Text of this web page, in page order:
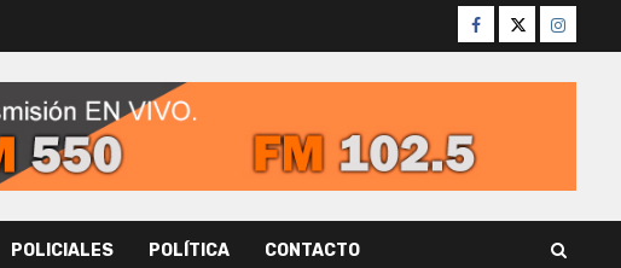
Facebook
Twitter
POLICIALES POLÍTICA CONTACTO